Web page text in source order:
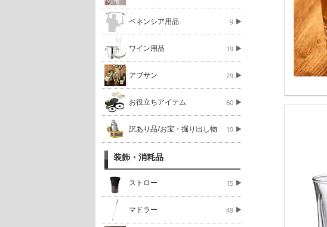
ベネンシア用品 9
ワイン用品 19
アブサン 29
お役立ちアイテム 60
訳あり品/お宝・掘り出し物 19
装飾・消耗品
ストロー 15
マドラー 49